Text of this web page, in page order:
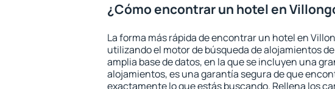
¿Cómo encontrar un hotel en
La forma más rápida de encontrar un hotel en
utilizando el motor de búsqueda de alojamientos de
amplia base de datos, en la que se incluyen una
alojamientos, es una garantía segura de que
exactamente lo que estás buscando. Rellena los